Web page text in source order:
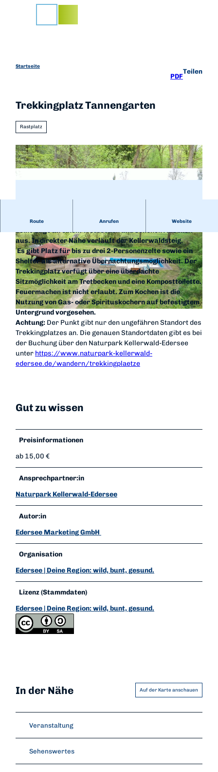
Startseite
PDF
Teilen
Trekkingplatz Tannengarten
Rastplatz
© Martin Amend | Naturpark Kellerwald-Edersee |CC-BY-SA
© Martin Amend | Naturpark Kellerwald-Edersee |
Route Anrufen Website
Unser Trekkingplatz Tannengarten zeichnet sich durch
seine Lage an einem Tretbecken und schönen Ausblick
aus. In direkter Nähe verläuft derKellerwaldsteig.
Es gibt Platz für bis zu drei 2-Personenzelte sowie ein
Shelter als alternative Übernachtungsmöglichkeit. Der
Trekkingplatz verfügt über eine überdachte
Sitzmöglichkeit am Tretbecken und eine Komposttoilette.
Feuermachen ist nicht erlaubt. Zum Kochen ist die
Nutzung von Gas- oder Spirituskochern auf befestigtem
Untergrund vorgesehen.
Achtung: Der Punkt gibt nur den ungefähren Standort des
Trekkingplatzes an. Die genauen Standortdaten gibt es bei
der Buchung über den Naturpark Kellerwald-Edersee
unter https://www.naturpark-kellerwald-
edersee.de/wandern/trekkingplaetze
Gut zu wissen
Preisinformationen
ab 15,00 €
Ansprechpartner:in
Naturpark Kellerwald-Edersee
Autor:in
Edersee Marketing GmbH
Organisation
Edersee | Deine Region: wild, bunt, gesund.
Lizenz (Stammdaten)
Edersee | Deine Region: wild, bunt, gesund.
In der Nähe Auf der Karte anschauen
Veranstaltung
Sehenswertes